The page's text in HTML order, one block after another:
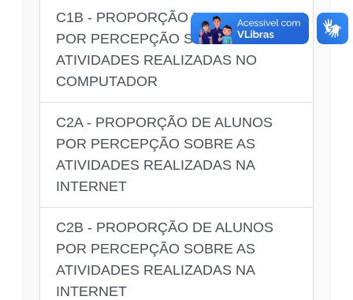
C1B - PROPORÇÃO DE ALUNOS
POR PERCEPÇÃO SOBRE AS
ATIVIDADES REALIZADAS NO
COMPUTADOR
C2A - PROPORÇÃO DE ALUNOS
POR PERCEPÇÃO SOBRE AS
ATIVIDADES REALIZADAS NA
INTERNET
C2B - PROPORÇÃO DE ALUNOS
POR PERCEPÇÃO SOBRE AS
ATIVIDADES REALIZADAS NA
INTERNET